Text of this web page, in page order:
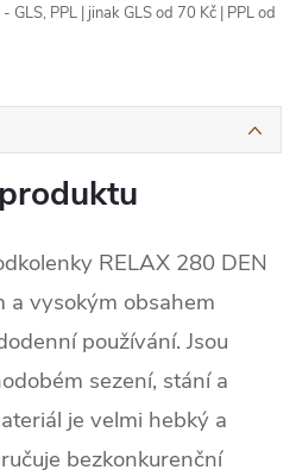
PPL | jinak GLS od 70 Kč | PPL od
RELAX 280 DEN
a vysokým obsahem
používání. Jsou
sezení, stání a
je velmi hebký a
bezkonkurenční